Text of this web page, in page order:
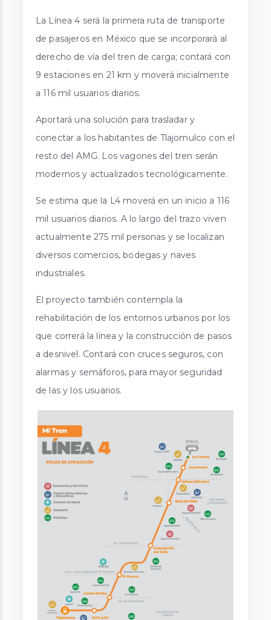
La Línea 4 será la primera ruta de transporte
de pasajeros en México que se incorporará al
derecho de vía del tren de carga; contará con
9 estaciones en 21 km y moverá inicialmente
a 116 mil usuarios diarios.
Aportará una solución para trasladar y
conectar a los habitantes de Tlajomulco con el
resto del AMG. Los vagones del tren serán
modernos y actualizados tecnológicamente.
Se estima que la L4 moverá en un inicio a 116
mil usuarios diarios. A lo largo del trazo viven
actualmente 275 mil personas y se localizan
diversos comercios, bodegas y naves
industriales.
El proyecto también contempla la
rehabilitación de los entornos urbanos por los
que correrá la línea y la construcción de pasos
a desnivel. Contará con cruces seguros, con
alarmas y semáforos, para mayor seguridad
de las y los usuarios.